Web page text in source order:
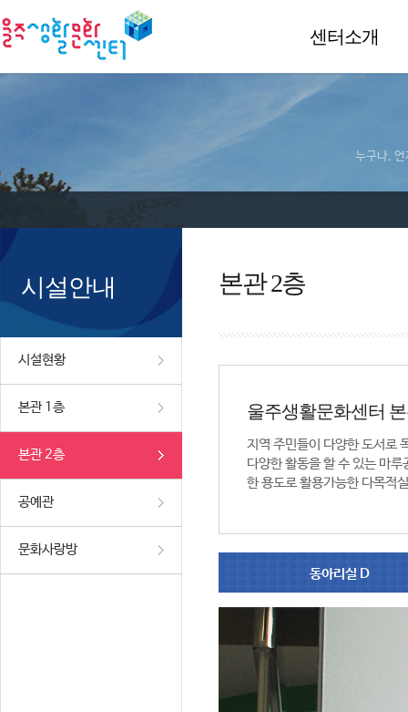
센터소개
누구나, 언
시설안내
시설현황
본관 1층
본관 2층
공예관
문화사랑방
본관 2층
울주생활문화센터
지역 주민들이 다양한 도서로
다양한 활동을 할 수 있는 마
한 용도로 활용가능한 다목적
동아리실 D